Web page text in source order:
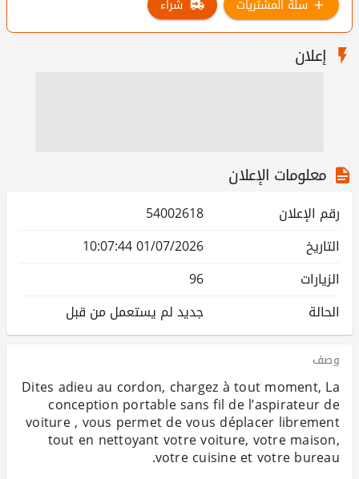
سلة المشتريات شراء
إعلان
معلومات الإعلان
رقم الإعلان
54002618
التاريخ
01/07/2026 10:07:44
الزيارات
96
الحالة
جديد لم يستعمل من قبل
وصف
Dites adieu au cordon, chargez à tout moment, La
conception portable sans fil de l’aspirateur de
voiture , vous permet de vous déplacer librement
tout en nettoyant votre voiture, votre maison,